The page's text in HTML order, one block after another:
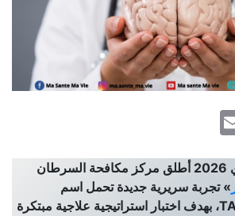
في 18 ماي 2026 أطلق مركز مكافحة السرطان
» تجربة سريرية جديدة تحمل اسم
TARLATEM، بهدف اختبار استراتيجية علاجية مبتكرة